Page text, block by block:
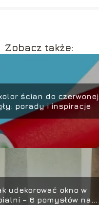
Zobacz także:
ścian do czerwonej
porady i inspiracje
udekorować okno w
– 6 pomysłów na